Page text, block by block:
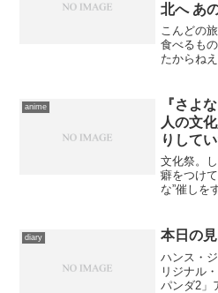
北へ あ
こんどの
食べるも
たからねえ
anime
『さよ
人の文
りして
ならぬ
文化祭。
癖をつけ
な”催しを
でも文化
もっての
diary 本日の
ハンス・
リジナル
パンダ2」